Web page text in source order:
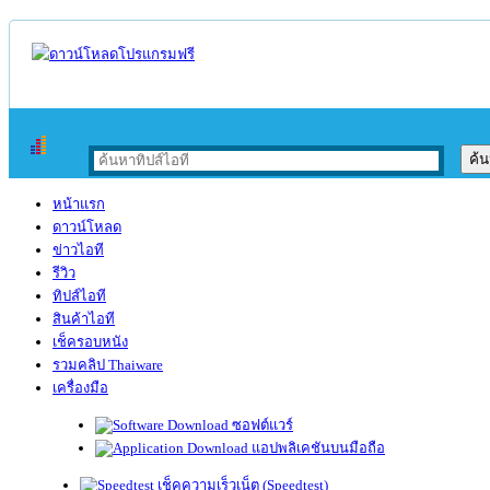
หน้าแรก
ดาวน์โหลด
ข่าวไอที
รีวิว
ทิปส์ไอที
สินค้าไอที
เช็ครอบหนัง
รวมคลิป Thaiware
เครื่องมือ
ซอฟต์แวร์
แอปพลิเคชันบนมือถือ
เช็คความเร็วเน็ต (Speedtest)